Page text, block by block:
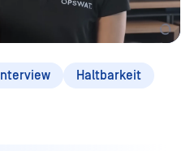
Interview Haltbarkeit